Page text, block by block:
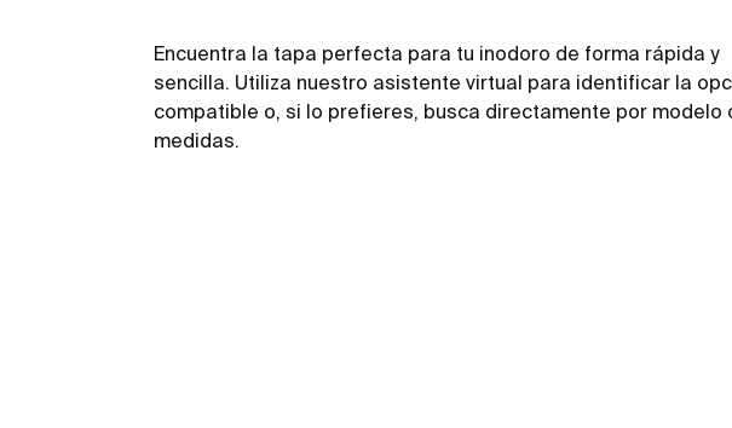
Encuentra la tapa perfecta para tu inodoro de forma rápida y
sencilla. Utiliza nuestro asistente virtual para identificar la
compatible o, si lo prefieres, busca directamente por modelo
medidas.